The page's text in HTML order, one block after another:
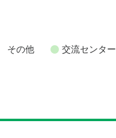
その他 交流センター